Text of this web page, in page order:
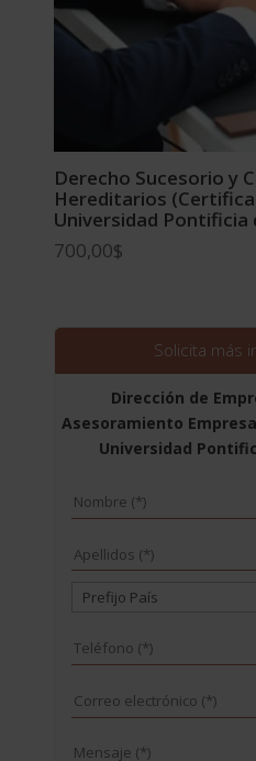
Derecho Sucesorio y
Hereditarios
Universidad Pontificia
700,00$
Solicita más
Dirección de
Asesoramiento
Universidad